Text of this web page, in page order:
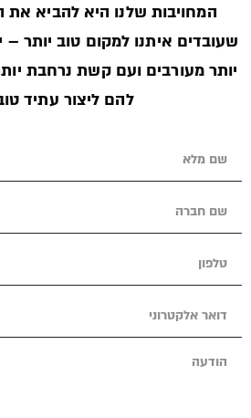
המחויבות שלנו היא להביא את
שעובדים איתנו למקום טוב יותר –
יותר מעורבים ועם קשת נרחבת
להם ליצור עתיד